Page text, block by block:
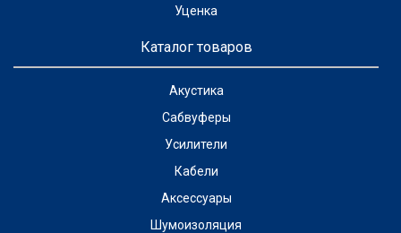
Уценка
Каталог товаров
Акустика
Сабвуферы
Усилители
Кабели
Аксессуары
Шумоизоляция